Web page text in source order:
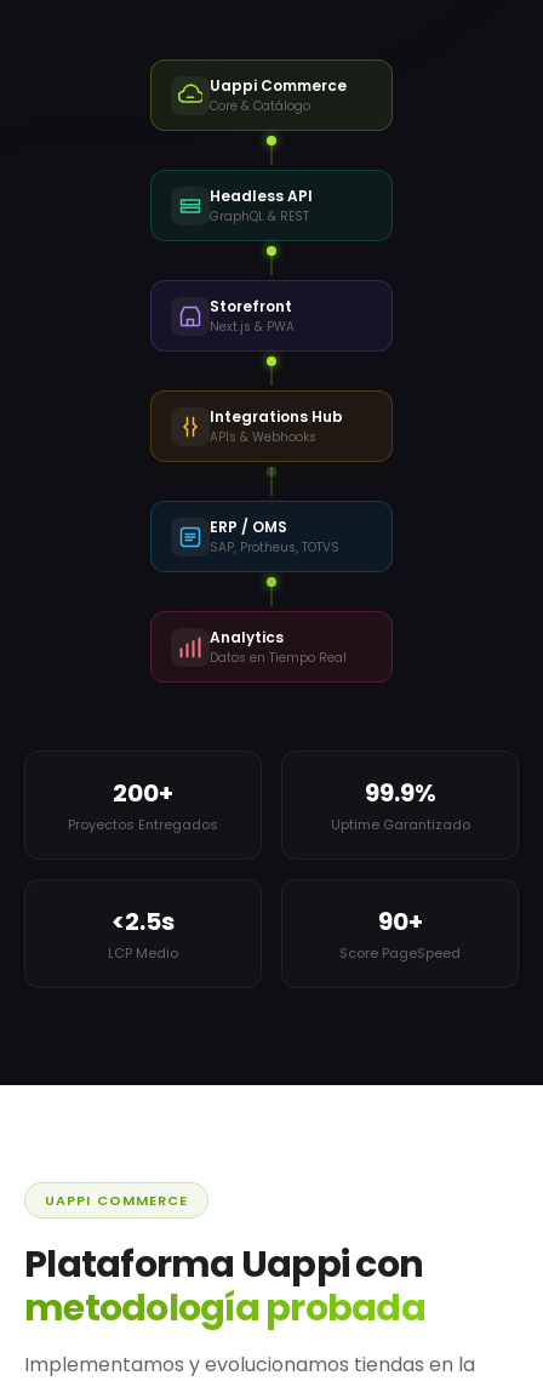
Uappi Commerce
Core & Catálogo
Headless API
GraphQL & REST
Storefront
Next.js & PWA
Integrations Hub
APIs & Webhooks
ERP / OMS
SAP, Protheus, TOTVS
Analytics
Datos en Tiempo Real
200+
Proyectos Entregados
99.9%
Uptime Garantizado
<2.5s
LCP Medio
90+
Score PageSpeed
UAPPI COMMERCE
Plataforma Uappi con
metodología probada
Implementamos y evolucionamos tiendas en la